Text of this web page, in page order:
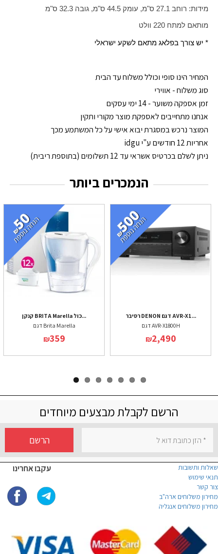
מידות: רוחב 27.1 ס"מ, עומק 44.5 ס"מ, גובה 32.3 ס"מ
מותאם למתח 220 וולט
* יש צורך בפלאג מתאם לשקע ישראלי
המחיר הינו סופי וכולל משלוח עד הבית
סוג משלוח - אווירי
זמן אספקה משוער - 14 ימי עסקים
אנחנו מתחייבים לאספקת מוצר מקורי ותקין
המוצר נרכש במסגרת יבוא אישי על כל המשתמע מכך
אחריות 12 חודשים ע"י idgu
ניתן לשלם בכרטיס אשראי עד 12 תשלומים (בתוספת ריבית)
הנמכרים ביותר
קנקן BRITA Marella כול...
דגם Brita Marella
₪359
רסיבר DENON דגם AVR-X1...
דגם AVR-X1800H
₪2,490
הרשם לקבלת מבצעים מיוחדים
הרשם
עקבו אחרינו
שאלות ותשובות
תנאי שימוש
צור קשר
מחירון משלוחים ארה"ב
מחירון משלוחים אנגליה